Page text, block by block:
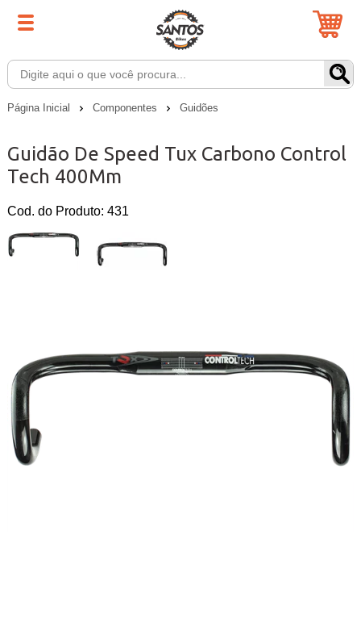
Página Inicial Componentes Guidões
Guidão De Speed Tux Carbono Control
Tech 400Mm
Cod. do Produto: 431